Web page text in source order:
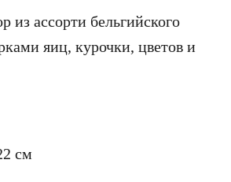
из ассорти бельгийского
яиц, курочки, цветов и
см